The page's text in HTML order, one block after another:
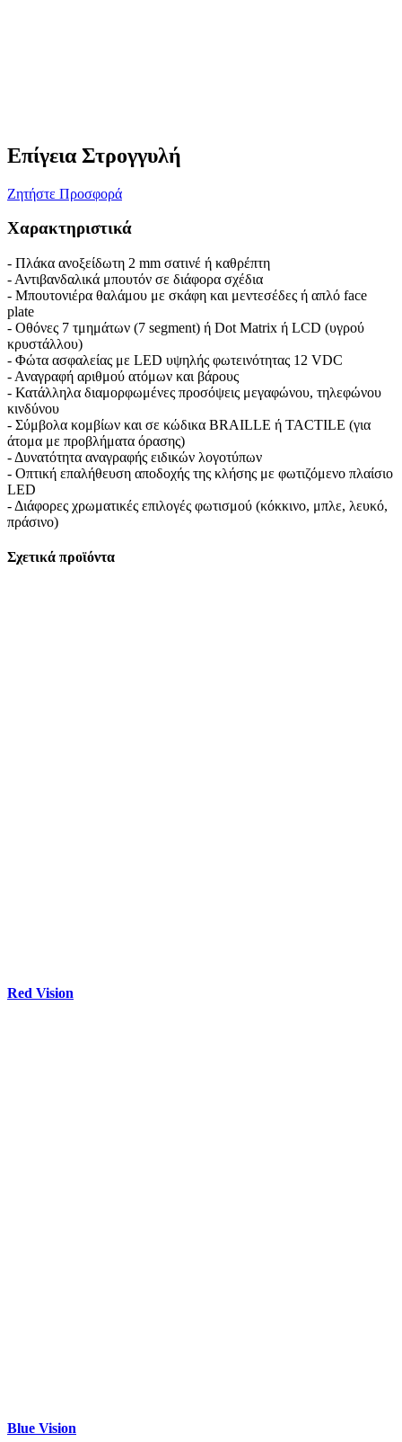
Επίγεια Στρογγυλή
Ζητήστε Προσφορά
Χαρακτηριστικά
- Πλάκα ανοξείδωτη 2 mm σατινέ ή καθρέπτη
- Αντιβανδαλικά μπουτόν σε διάφορα σχέδια
- Μπουτονιέρα θαλάμου με σκάφη και μεντεσέδες ή απλό face
plate
- Οθόνες 7 τμημάτων (7 segment) ή Dot Matrix ή LCD (υγρού
κρυστάλλου)
- Φώτα ασφαλείας με LED υψηλής φωτεινότητας 12 VDC
- Αναγραφή αριθμού ατόμων και βάρους
- Κατάλληλα διαμορφωμένες προσόψεις μεγαφώνου, τηλεφώνου
κινδύνου
- Σύμβολα κομβίων και σε κώδικα BRAILLE ή TACTILE (για
άτομα με προβλήματα όρασης)
- Δυνατότητα αναγραφής ειδικών λογοτύπων
- Οπτική επαλήθευση αποδοχής της κλήσης με φωτιζόμενο πλαίσιο
LED
- Διάφορες χρωματικές επιλογές φωτισμού (κόκκινο, μπλε, λευκό,
πράσινο)
Σχετικά προϊόντα
Red Vision
Blue Vision